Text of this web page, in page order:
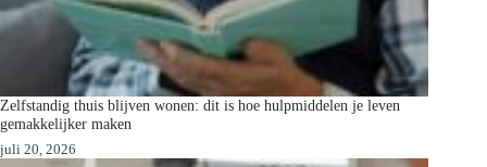
Zelfstandig thuis blijven wonen: dit is hoe hulpmiddelen je leven
gemakkelijker maken
juli 20, 2026